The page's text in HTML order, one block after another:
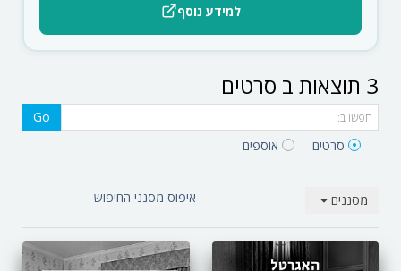
למידע נוסף
3 תוצאות ב סרטים‎
Go
סרטים‎
אוספים‎
מסננים איפוס מסנני החיפוש